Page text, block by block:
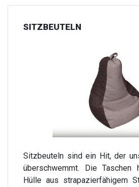
SITZBEUTELN
Sitzbeuteln sind ein Hit, der
überschwemmt. Die
Hülle aus strapazierfähigem